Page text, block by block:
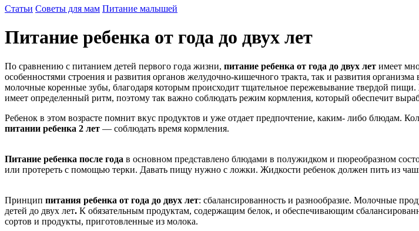
Статьи Советы для мам Питание малышей
Питание ребенка от года до двух лет
По сравнению с питанием детей первого года жизни, питание ребенка от года до двух лет имеет
особенностями строения и развития органов желудочно-кишечного тракта, так и развития
молочные коренные зубы, благодаря которым происходит тщательное пережевывание твердой
имеет определенный ритм, поэтому так важно соблюдать режим кормления, который обеспечит
Ребенок в этом возрасте помнит вкус продуктов и уже отдает предпочтение, каким- либо блюдам.
питании ребенка 2 лет — соблюдать время кормления.
Питание ребенка после года в основном представлено блюдами в полужидком и пюреобразном
или протереть с помощью терки. Давать пищу нужно с ложки. Жидкости ребенок должен пить из
Принцип питания ребенка от года до двух лет: сбалансированность и разнообразие. Молочные
детей до двух лет. К обязательным продуктам, содержащим белок, и обеспечивающим
сортов и продукты, приготовленные из молока.